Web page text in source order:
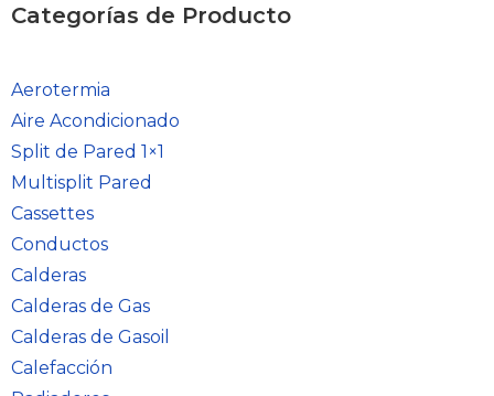
Categorías de Producto
Aerotermia
Aire Acondicionado
Split de Pared 1×1
Multisplit Pared
Cassettes
Conductos
Calderas
Calderas de Gas
Calderas de Gasoil
Calefacción